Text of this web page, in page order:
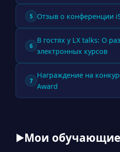
5 Отзыв о конференции
6
В гостях у LX talks: О
электронных курсов
7
Награждение на
Award
▶Мои